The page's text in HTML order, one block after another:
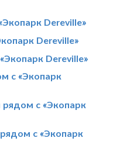
Dereville»
Dereville»
Dereville»
с «Экопарк
с «Экопарк
рядом с «Экопарк